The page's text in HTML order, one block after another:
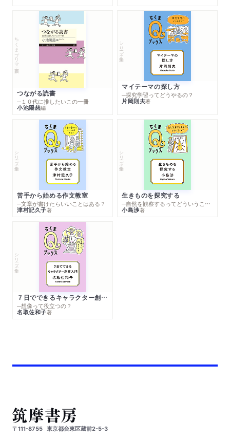
ちくまプリマー新書
つながる読書
─１０代に推したいこの一冊
小池陽慈編
シリーズ・全集
マイテーマの探し方
─探究学習ってどうやるの？
片岡則夫著
シリーズ・全集
苦手から始める作文教室
─文章が書けたらいいことはある？
津村記久子著
シリーズ・全集
生きものを探究する
─自然を観察するってどういうこと？
小島渉著
シリーズ・全集
７日でできるキャラクター創作入門
─想像って役立つの？
名取佐和子著
〒111-8755 東京都台東区蔵前2-5-3